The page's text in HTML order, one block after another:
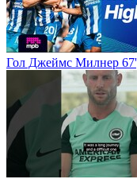
Гол Джеймс Милнер